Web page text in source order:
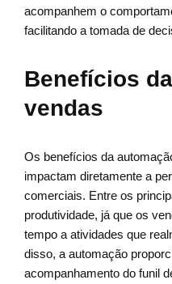
acompanhem o
facilitando a tomada de
Benefícios
vendas
Os benefícios da
impactam diretamente a
comerciais. Entre os
produtividade, já que os
tempo a atividades que
disso, a automação
acompanhamento do funil